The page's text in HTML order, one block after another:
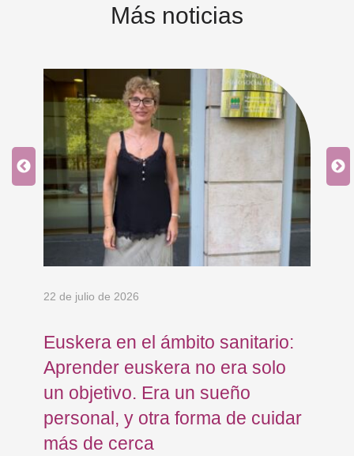
Más noticias
22 de julio de 2026
Euskera en el ámbito sanitario:
Aprender euskera no era solo
un objetivo. Era un sueño
personal, y otra forma de cuidar
más de cerca